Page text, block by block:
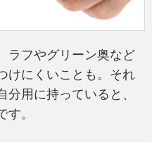
ラフやグリーン奥など
けにくいことも。それ
用に持っていると、
。